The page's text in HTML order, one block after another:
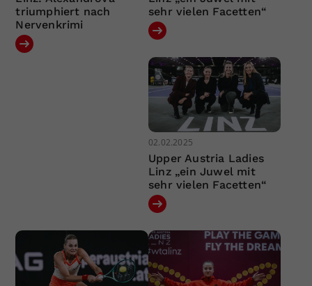
triumphiert nach
Nervenkrimi
sehr vielen Facetten“
02.02.2025
Upper Austria Ladies
Linz „ein Juwel mit
sehr vielen Facetten“